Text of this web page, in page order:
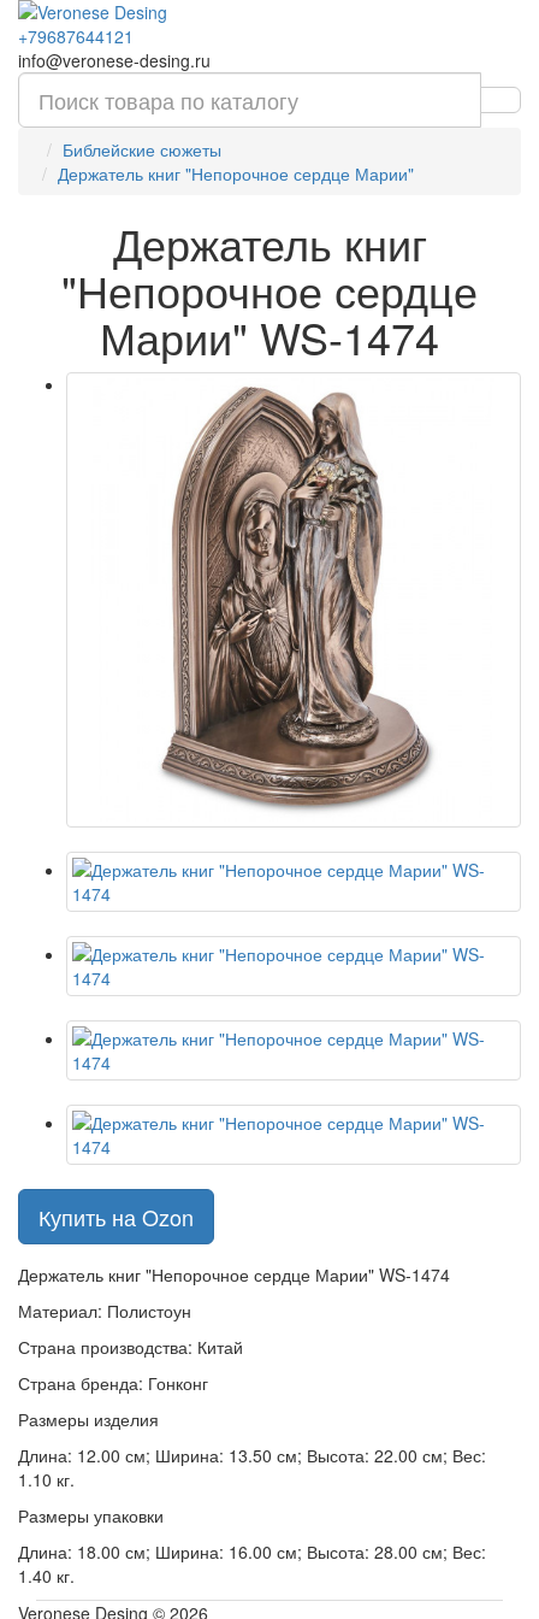
+79687644121
info@veronese-desing.ru
Библейские сюжеты
Держатель книг "Непорочное сердце Марии"
Держатель книг
"Непорочное сердце
Марии" WS-1474
Купить на Ozon
Держатель книг "Непорочное сердце Марии" WS-1474
Материал: Полистоун
Страна производства: Китай
Страна бренда: Гонконг
Размеры изделия
Длина: 12.00 см; Ширина: 13.50 см; Высота: 22.00 см; Вес:
1.10 кг.
Размеры упаковки
Длина: 18.00 см; Ширина: 16.00 см; Высота: 28.00 см; Вес:
1.40 кг.
Veronese Desing © 2026